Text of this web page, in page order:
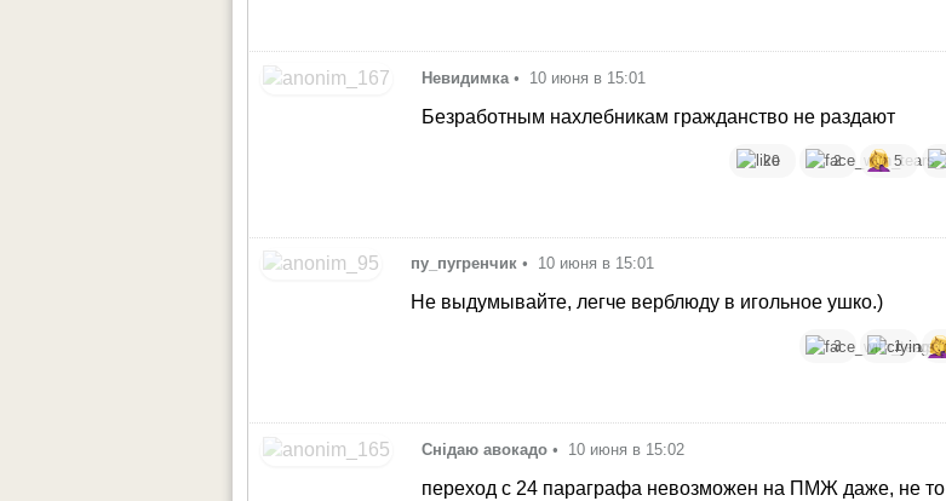
Невидимка • 10 июня в 15:01
Безработным нахлебникам гражданство не раздают
20 2 5
пу_пугренчик • 10 июня в 15:01
Не выдумывайте, легче верблюду в игольное ушко.)
3 1
Снідаю авокадо • 10 июня в 15:02
переход с 24 параграфа невозможен на ПМЖ даже, не то